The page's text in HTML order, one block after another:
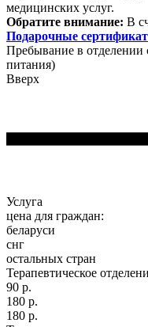
медицинских услуг.
Обратите внимание: В
Подарочные
Пребывание в отделении
питания)
Вверх
Услуга
цена для граждан:
беларуси
снг
остальных стран
Терапевтическое
90 р.
180 р.
180 р.